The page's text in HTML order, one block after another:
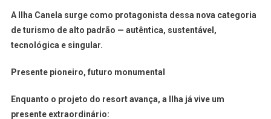
A Ilha Canela surge como protagonista dessa nova categoria
de turismo de alto padrão — autêntica, sustentável,
tecnológica e singular.
Presente pioneiro, futuro monumental
Enquanto o projeto do resort avança, a Ilha já vive um
presente extraordinário: